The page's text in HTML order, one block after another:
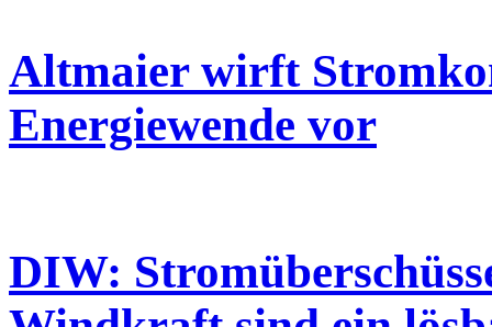
Altmaier wirft
Energiewende vor
DIW: